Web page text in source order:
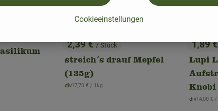
, Preis:
2,39 €/ Stück
streich´s drauf Mepfel
(135g)
, Herkunft:
div, Referenzpreis:
17,70 € / 1kg
Produkt zum
, Preis:
1,89
Lupi
Knobi
, Herkunft:
div,14,00 € /
Cookieeinstellungen